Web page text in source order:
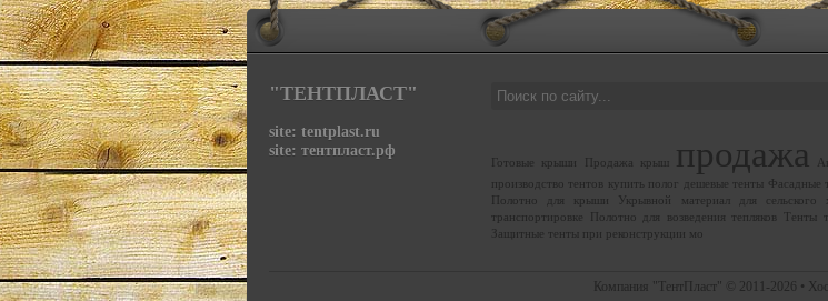
"ТЕНТПЛАСТ"
site: tentplast.ru
site: тентпласт.рф
Готовые крыши Продажа крыш продажа
производство тентов
купить полог дешевые тенты Фасадные
Полотно для крыши
Укрывной материал для сельского
транспортировке
Полотно для возведения тепляков Тенты
Защитные тенты при реконструкции мо
Компания "ТентПласт" © 2011-2026 •